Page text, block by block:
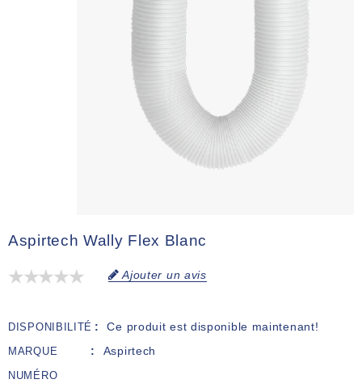
Aspirtech Wally Flex Blanc
Ajouter un avis
DISPONIBILITÉ Ce produit est disponible maintenant!
MARQUE Aspirtech
NUMÉRO